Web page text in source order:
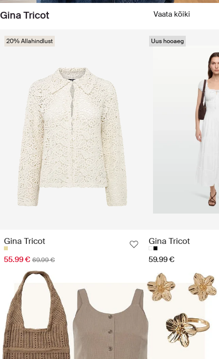
Gina Tricot Vaata kõiki
20% Allahindlust
Gina Tricot
55.99 € 69.99 €
Uus hooaeg
Gina Tricot
59.99 €